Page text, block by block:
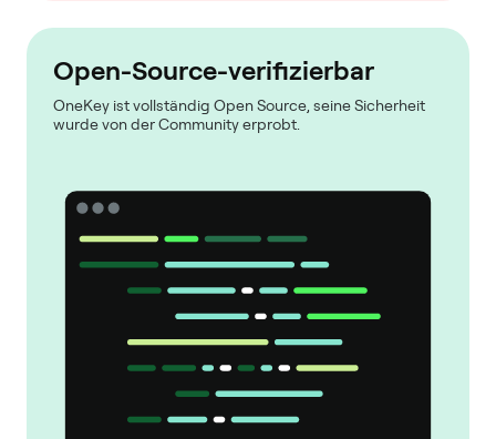
Open-Source-verifizierbar
OneKey ist vollständig Open Source, seine Sicherheit
wurde von der Community erprobt.